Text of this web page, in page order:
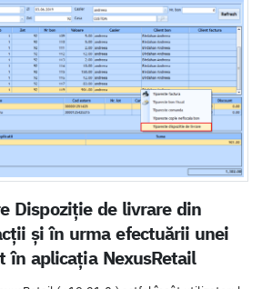
Dispoziție de livrare din
și în urma efectuării unei
în aplicația NexusRetail